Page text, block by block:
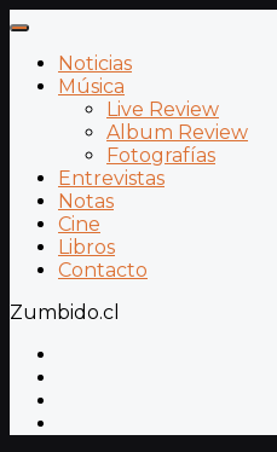
Noticias
Música
Live Review
Album Review
Fotografías
Entrevistas
Notas
Cine
Libros
Contacto
Zumbido.cl